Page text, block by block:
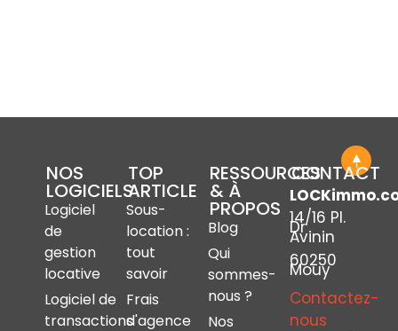
NOS
LOGICIELS
Logiciel
de
gestion
locative
Logiciel de
transactions
TOP
ARTICLE
Sous-
location :
tout
savoir
Frais
d'agence
RESSOURCES
& À
PROPOS
Blog
Qui
sommes-
nous ?
Nos
CONTACT
14/16 Pl.
Dr
Avinin
60250
Mouy
Contactez-
nous